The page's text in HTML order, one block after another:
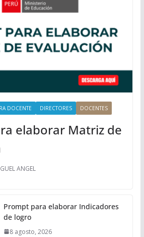
DOCENTE DIRECTORES DOCENTES
elaborar Matriz de
ANGEL
Prompt para elaborar Indicadores
de logro
8 agosto, 2026